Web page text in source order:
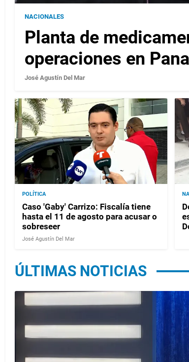
NACIONALES
Planta de
operaciones en
José Agustín Del Mar
POLÍTICA
Caso 'Gaby' Carrizo: Fiscalía tiene
hasta el 11 de agosto para acusar o
sobreseer
José Agustín Del Mar
ÚLTIMAS NOTICIAS